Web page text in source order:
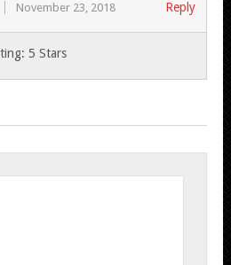
November 23, 2018 Reply
5 Stars